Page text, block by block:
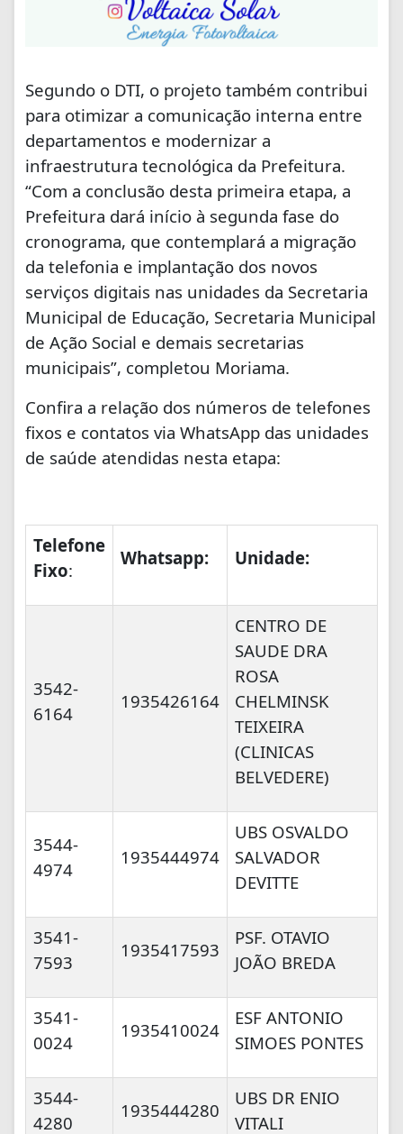
Segundo o DTI, o projeto também contribui
para otimizar a comunicação interna entre
departamentos e modernizar a
infraestrutura tecnológica da Prefeitura.
“Com a conclusão desta primeira etapa, a
Prefeitura dará início à segunda fase do
cronograma, que contemplará a migração
da telefonia e implantação dos novos
serviços digitais nas unidades da Secretaria
Municipal de Educação, Secretaria Municipal
de Ação Social e demais secretarias
municipais”, completou Moriama.
Confira a relação dos números de telefones
fixos e contatos via WhatsApp das unidades
de saúde atendidas nesta etapa:
Telefone
Fixo:
Whatsapp: Unidade:
3542-
6164
1935426164
CENTRO DE
SAUDE DRA
ROSA
CHELMINSK
TEIXEIRA
(CLINICAS
BELVEDERE)
3544-
4974
1935444974
UBS OSVALDO
SALVADOR
DEVITTE
3541-
7593
1935417593
PSF. OTAVIO
JOÃO BREDA
3541-
0024
1935410024
ESF ANTONIO
SIMOES PONTES
3544-
4280
1935444280
UBS DR ENIO
VITALI